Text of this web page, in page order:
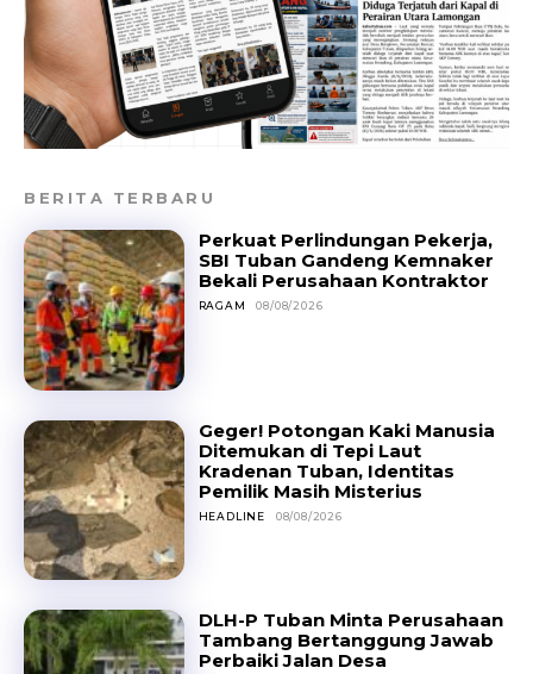
BERITA TERBARU
Perkuat Perlindungan Pekerja,
SBI Tuban Gandeng Kemnaker
Bekali Perusahaan Kontraktor
RAGAM 08/08/2026
Geger! Potongan Kaki Manusia
Ditemukan di Tepi Laut
Kradenan Tuban, Identitas
Pemilik Masih Misterius
HEADLINE 08/08/2026
DLH-P Tuban Minta Perusahaan
Tambang Bertanggung Jawab
Perbaiki Jalan Desa